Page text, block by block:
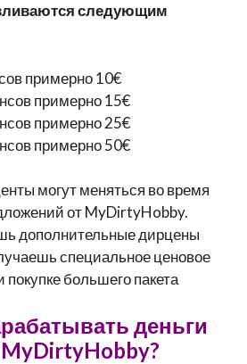
следующим
примерно 10€
примерно 15€
примерно 25€
примерно 50€
могут меняться во время
от MyDirtyHobby.
дополнительные дирцены
специальное ценовое
большего пакета
деньги